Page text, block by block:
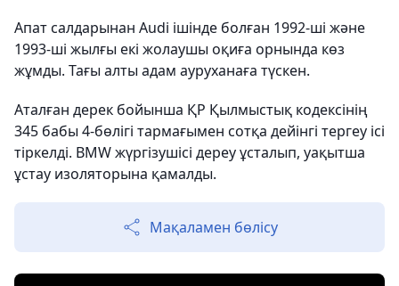
Апат салдарынан Audi ішінде болған 1992-ші және
1993-ші жылғы екі жолаушы оқиға орнында көз
жұмды. Тағы алты адам ауруханаға түскен.
Аталған дерек бойынша ҚР Қылмыстық кодексінің
345 бабы 4-бөлігі тармағымен сотқа дейінгі тергеу ісі
тіркелді. BMW жүргізушісі дереу ұсталып, уақытша
ұстау изоляторына қамалды.
Мақаламен бөлісу